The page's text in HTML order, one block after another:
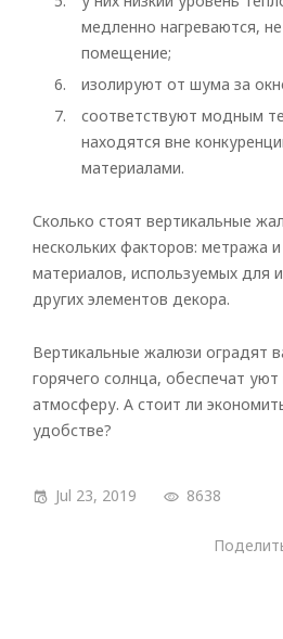
медленно нагреваются,
помещение;
изолируют от шума за
соответствуют модным
находятся вне
материалами.
Сколько стоят вертикальные
нескольких факторов: метража
материалов, используемых для
других элементов декора.
Вертикальные жалюзи оградят
горячего солнца, обеспечат
атмосферу. А стоит ли
удобстве?
Jul 23, 2019 8638